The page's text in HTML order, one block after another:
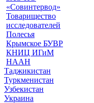
«Совинтервод»
Товарищество
исследователей
Полесья
Крымское БУВР
КНИЦ ИГиМ
НААН
Таджикистан
Туркменистан
Узбекистан
Украина